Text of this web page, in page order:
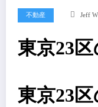
不動産 Jeff
東京23
東京23